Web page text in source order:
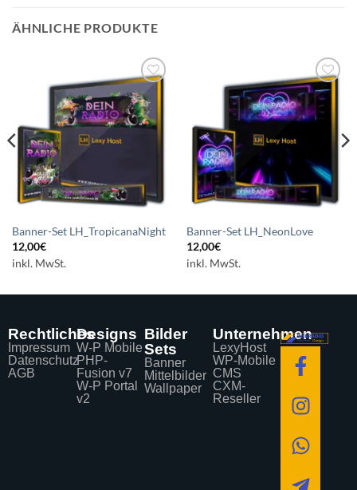
ÄHNLICHE PRODUKTE
Auf die
Wunschliste
setzen
Banner-Set LH_TropicanaNight
12,00€
inkl. MwSt.
Auf die
Wunschliste
setzen
Banner-Set LH_NeonLove
12,00€
inkl. MwSt.
Rechtliches
Impressum
Datenschutz
AGB
Designs
W-P Mobile
PHP-
Fusion v7
W-P Portal
v2
Bilder
Sets
Banner
Mittelbilder
Wallpaper
Unternehmen
LexyHost
WP-Mobile
CMS
CXM-
Reseller